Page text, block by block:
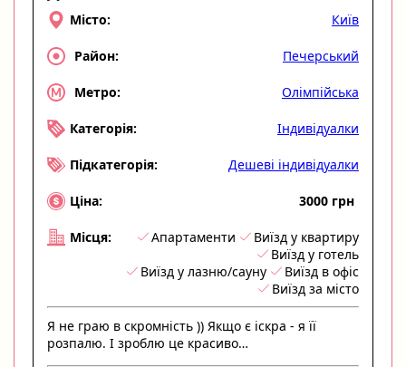
Місто: Київ
Район: Печерський
Метро: Олімпійська
Категорія: Індивідуалки
Підкатегорія: Дешеві індивідуалки
Ціна: 3000 грн
Місця: Апартаменти
Виїзд у квартиру
Виїзд у готель
Виїзд у лазню/сауну
Виїзд в офіс
Виїзд за місто
Я не граю в скромність )) Якщо є іскра - я її
розпалю. І зроблю це красиво…